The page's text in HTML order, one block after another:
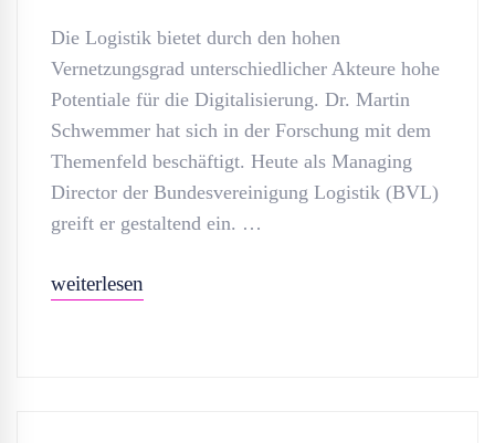
Die Logistik bietet durch den hohen
Vernetzungsgrad unterschiedlicher Akteure hohe
Potentiale für die Digitalisierung. Dr. Martin
Schwemmer hat sich in der Forschung mit dem
Themenfeld beschäftigt. Heute als Managing
Director der Bundesvereinigung Logistik (BVL)
greift er gestaltend ein. …
weiterlesen